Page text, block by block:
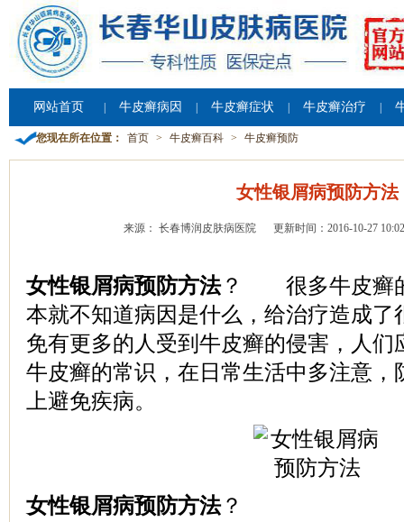
网站首页 牛皮癣病因 牛皮癣症状 牛皮癣治疗
您现在所在位置： 首页 > 牛皮癣百科 > 牛皮癣预防
女性银屑病预防方法
来源： 长春博润皮肤病医院 更新时间：2016-10-27
女性银屑病预防方法？ 很多牛皮癣
本就不知道病因是什么，给治疗造成了
免有更多的人受到牛皮癣的侵害，人们
牛皮癣的常识，在日常生活中多注意，
上避免疾病。
女性银屑病预防方法？